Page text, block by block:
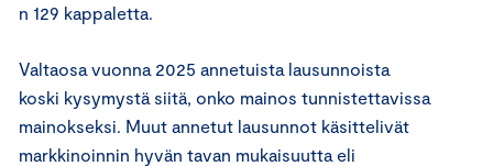
n 129 kappaletta.
Valtaosa vuonna 2025 annetuista lausunnoista
koski kysymystä siitä, onko mainos tunnistettavissa
mainokseksi. Muut annetut lausunnot käsittelivät
markkinoinnin hyvän tavan mukaisuutta eli